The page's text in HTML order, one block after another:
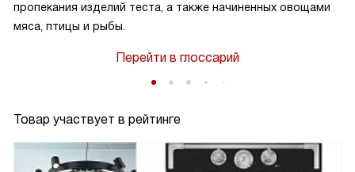
пропекания изделий теста, а также начиненных овощами
мяса, птицы и рыбы.
Перейти в глоссарий
Товар участвует в рейтинге